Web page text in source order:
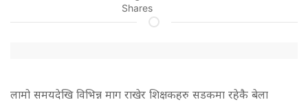
Shares
लामो समयदेखि विभिन्न माग राखेर शिक्षकहरु सडकमा रहेकै बेला